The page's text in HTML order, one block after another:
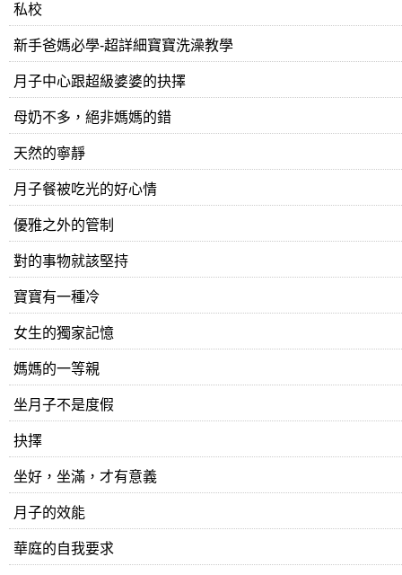
私校
新手爸媽必學-超詳細寶寶洗澡教學
月子中心跟超級婆婆的抉擇
母奶不多，絕非媽媽的錯
天然的寧靜
月子餐被吃光的好心情
優雅之外的管制
對的事物就該堅持
寶寶有一種冷
女生的獨家記憶
媽媽的一等親
坐月子不是度假
抉擇
坐好，坐滿，才有意義
月子的效能
華庭的自我要求